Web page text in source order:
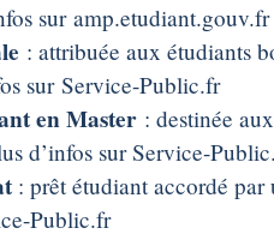
sur amp.etudiant.gouv.fr
: attribuée aux étudiants
sur Service-Public.fr
en Master : destinée
d’infos sur Service-
: prêt étudiant accordé
Public.fr